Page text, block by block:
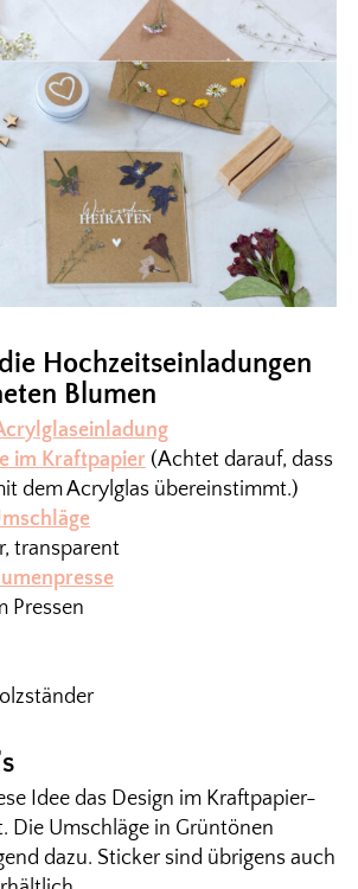
Hochzeitseinladungen
Blumen
im Kraftpapier(Achtet darauf, dass
dem Acrylglas übereinstimmt.)
transparent
Pressen
Idee das Design im Kraftpapier-
Die Umschläge in Grüntönen
dazu. Sticker sind übrigens auch